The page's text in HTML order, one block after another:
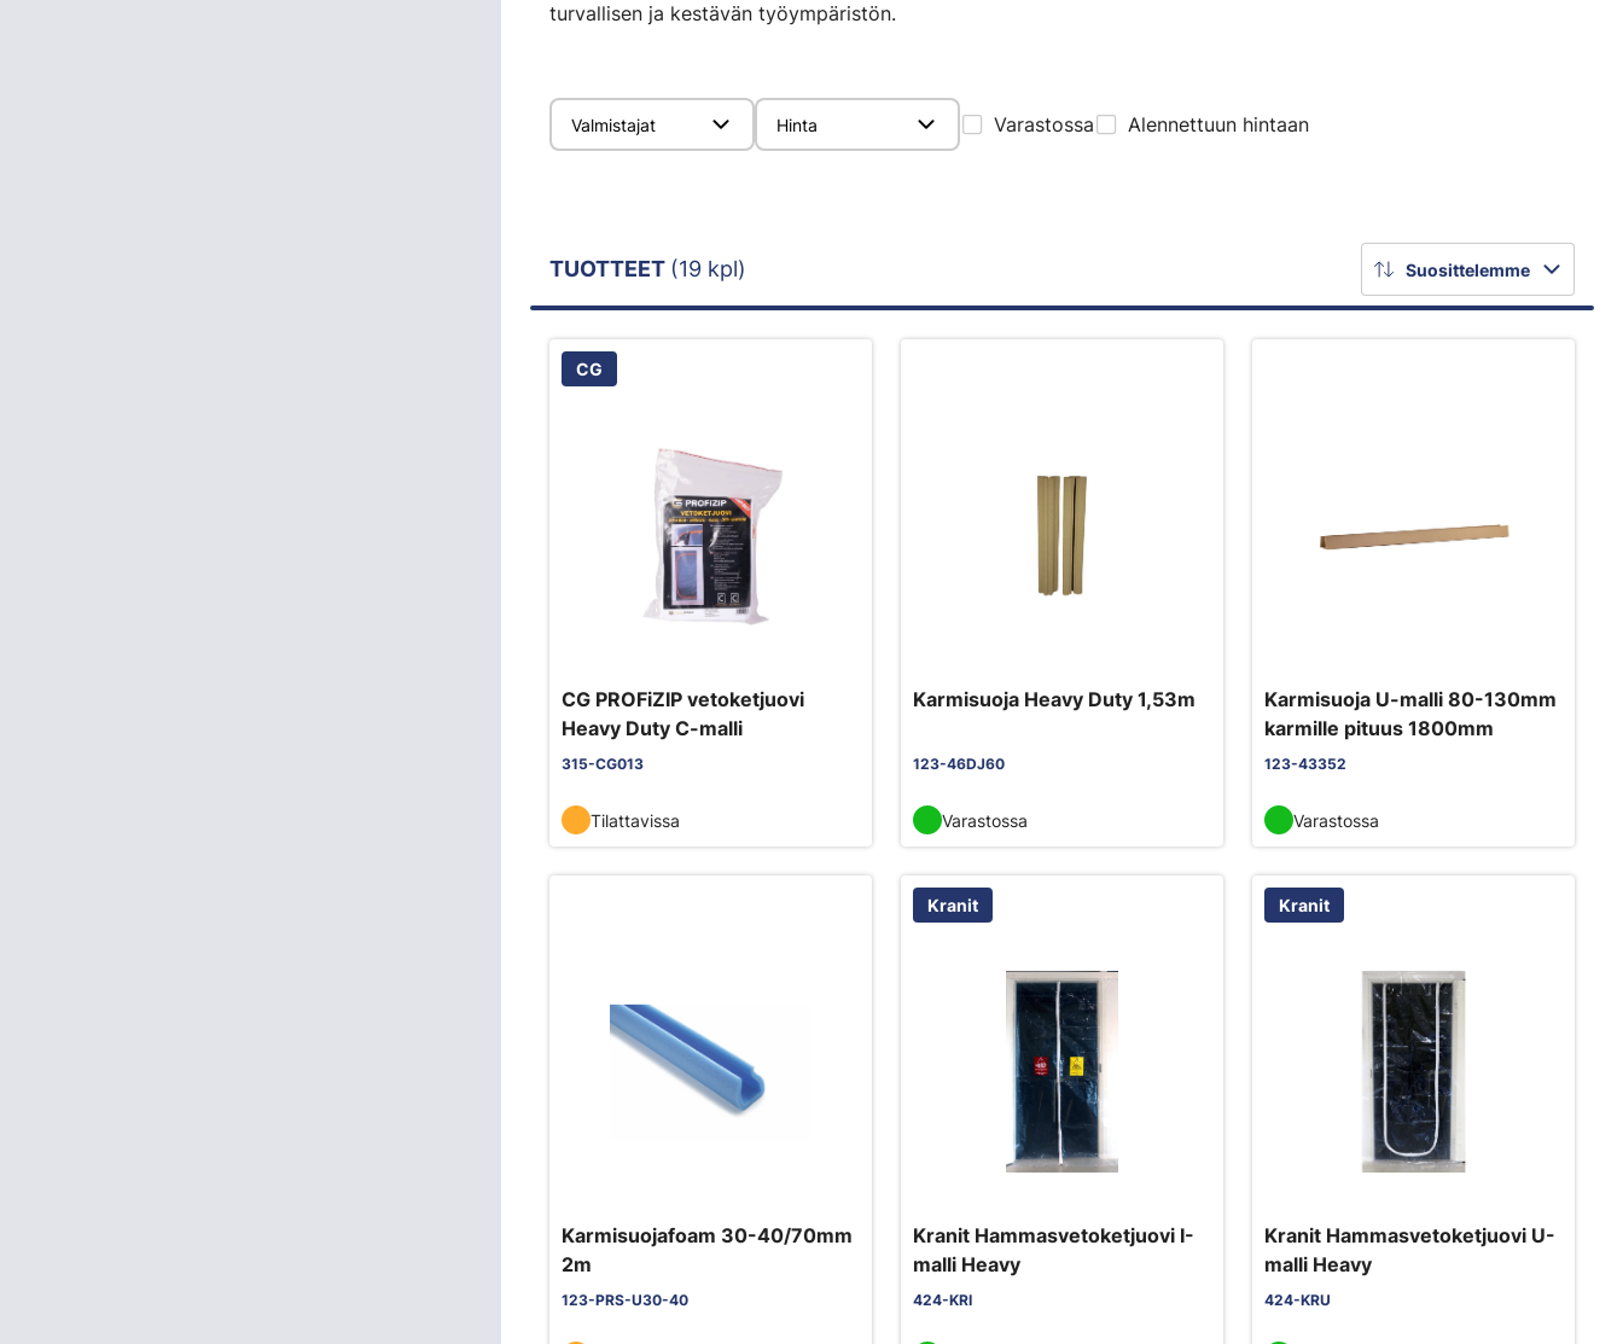
turvallisen ja kestävän työympäristön.
Valmistajat Hinta Varastossa Alennettuun hintaan
Suosittelemme
TUOTTEET (19 kpl)
CG
CG PROFiZIP vetoketjuovi
Heavy Duty C-malli
315-CG013
Tilattavissa
Karmisuoja Heavy Duty 1,53m
123-46DJ60
Varastossa
Karmisuoja U-malli 80-130mm
karmille pituus 1800mm
123-43352
Varastossa
Karmisuojafoam 30-40/70mm
2m
123-PRS-U30-40
Kranit
Kranit Hammasvetoketjuovi I-
malli Heavy
424-KRI
Kranit
Kranit Hammasvetoketjuovi U-
malli Heavy
424-KRU